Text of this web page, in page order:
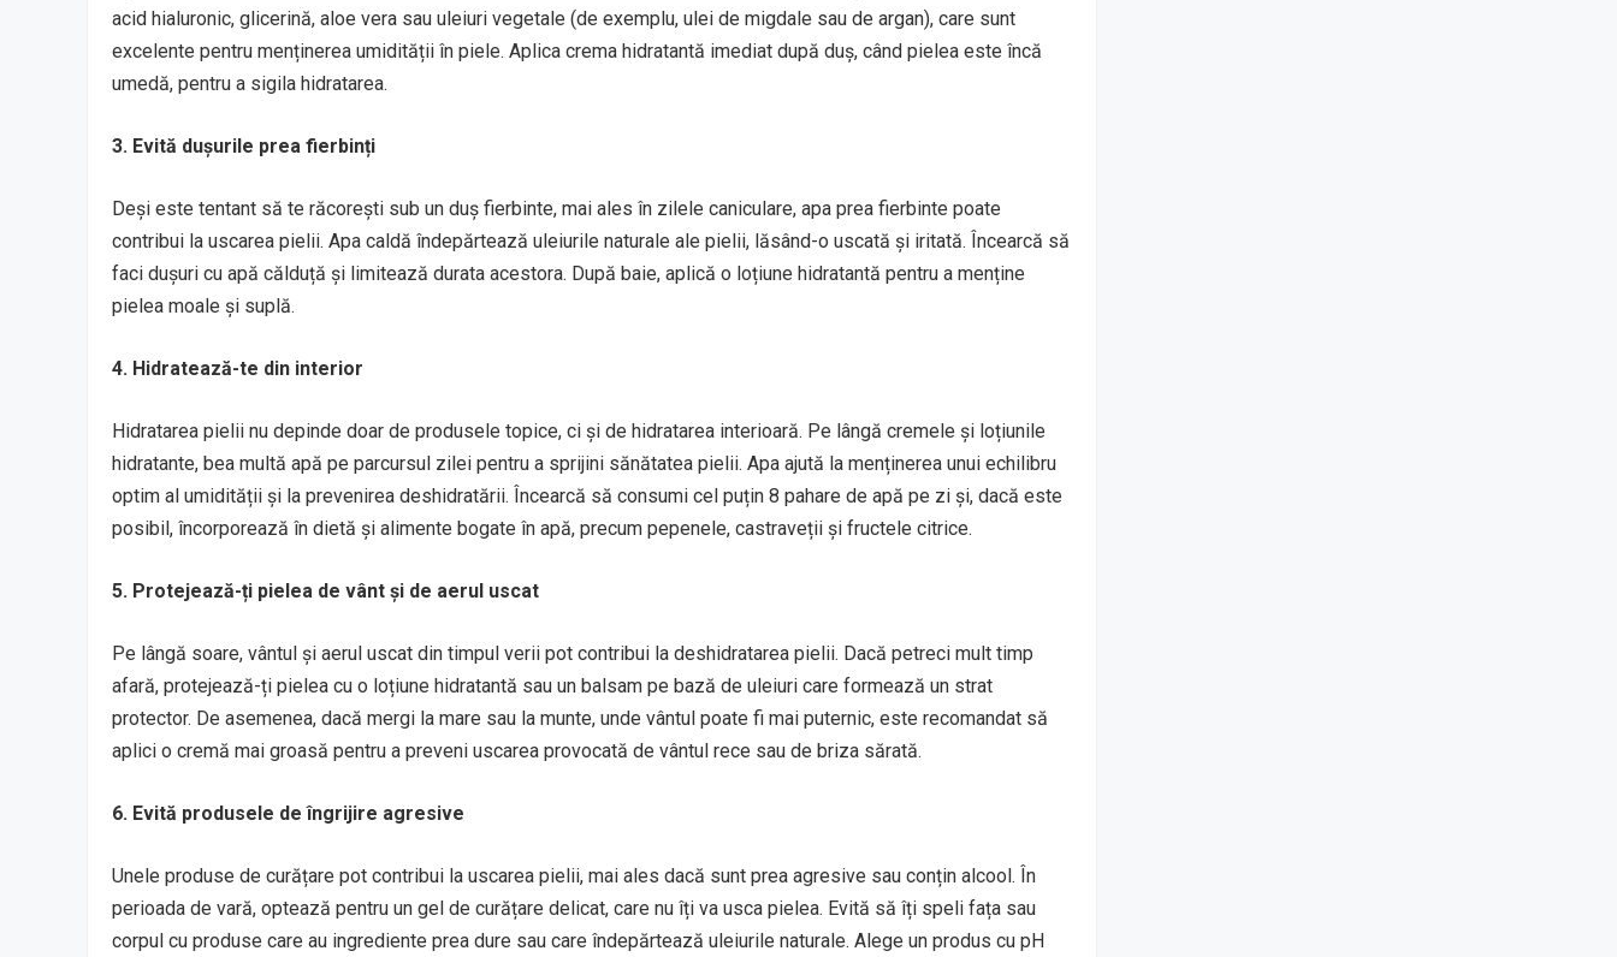
acid hialuronic, glicerină, aloe vera sau uleiuri vegetale (de exemplu, ulei de migdale sau de argan), care sunt
excelente pentru menținerea umidității în piele. Aplica crema hidratantă imediat după duș, când pielea este încă
umedă, pentru a sigila hidratarea.
3. Evită dușurile prea fierbinți
Deși este tentant să te răcorești sub un duș fierbinte, mai ales în zilele caniculare, apa prea fierbinte poate
contribui la uscarea pielii. Apa caldă îndepărtează uleiurile naturale ale pielii, lăsând-o uscată și iritată. Încearcă să
faci dușuri cu apă călduță și limitează durata acestora. După baie, aplică o loțiune hidratantă pentru a menține
pielea moale și suplă.
4. Hidratează-te din interior
Hidratarea pielii nu depinde doar de produsele topice, ci și de hidratarea interioară. Pe lângă cremele și loțiunile
hidratante, bea multă apă pe parcursul zilei pentru a sprijini sănătatea pielii. Apa ajută la menținerea unui echilibru
optim al umidității și la prevenirea deshidratării. Încearcă să consumi cel puțin 8 pahare de apă pe zi și, dacă este
posibil, încorporează în dietă și alimente bogate în apă, precum pepenele, castraveții și fructele citrice.
5. Protejează-ți pielea de vânt și de aerul uscat
Pe lângă soare, vântul și aerul uscat din timpul verii pot contribui la deshidratarea pielii. Dacă petreci mult timp
afară, protejează-ți pielea cu o loțiune hidratantă sau un balsam pe bază de uleiuri care formează un strat
protector. De asemenea, dacă mergi la mare sau la munte, unde vântul poate fi mai puternic, este recomandat să
aplici o cremă mai groasă pentru a preveni uscarea provocată de vântul rece sau de briza sărată.
6. Evită produsele de îngrijire agresive
Unele produse de curățare pot contribui la uscarea pielii, mai ales dacă sunt prea agresive sau conțin alcool. În
perioada de vară, optează pentru un gel de curățare delicat, care nu îți va usca pielea. Evită să îți speli fața sau
corpul cu produse care au ingrediente prea dure sau care îndepărtează uleiurile naturale. Alege un produs cu pH